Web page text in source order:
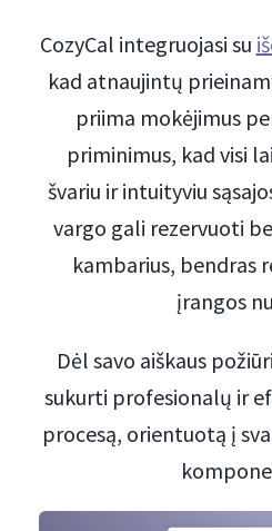
CozyCal integruojasi su
kad atnaujintų
priima mokėjimus
priminimus, kad visi
švariu ir intuityviu
vargo gali rezervuoti
kambarius, bendras
įrangos
Dėl savo aiškaus
sukurti profesionalų ir
procesą, orientuotą į